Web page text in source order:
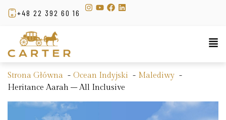
+48 22 392 60 16
Strona Główna Ocean Indyjski
Malediwy
Heritance Aarah – All Inclusive